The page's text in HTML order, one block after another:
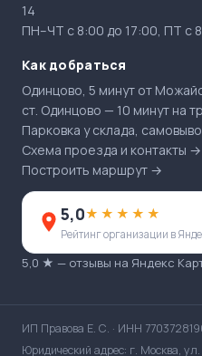
14
ПН–ЧТ с 8:00 до 17:00, ПТ с
Как добраться
Одинцово, 5 минут от
ст. Одинцово — 10 минут на
Парковка у склада,
Схема проезда и контакты →
Построить маршрут →
5,0★★★★★
Рейтинг организации в
5,0 ★ — отзывы на Яндекс
ИП Правова Е. С. · ИНН
Юридический адрес: г. Москва,